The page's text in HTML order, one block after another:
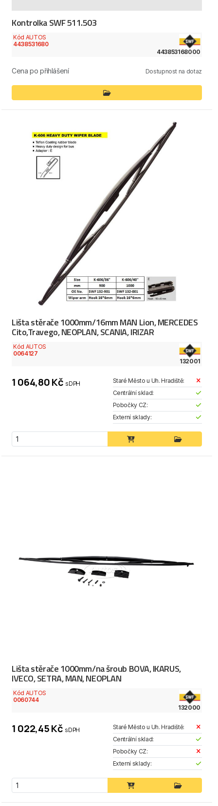
Kontrolka SWF 511.503
Kód AUTOS
4438531680
443853168000
Cena po přihlášení Dostupnost na dotaz
Lišta stěrače 1000mm/16mm MAN Lion, MERCEDES
Cito,Travego, NEOPLAN, SCANIA, IRIZAR
Kód AUTOS
0064127
132001
1 064,80 Kč s DPH
Staré Město u Uh. Hradiště:
Centrální sklad:
Pobočky CZ:
Externí sklady:
Lišta stěrače 1000mm/na šroub BOVA, IKARUS,
IVECO, SETRA, MAN, NEOPLAN
Kód AUTOS
0060744
132000
1 022,45 Kč s DPH
Staré Město u Uh. Hradiště:
Centrální sklad:
Pobočky CZ:
Externí sklady: